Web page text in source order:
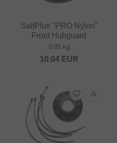
SaltPlus "PRO Nylon"
Front Hubguard
0.05 kg
10.04EUR